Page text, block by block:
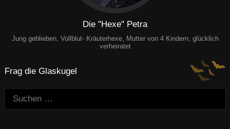
Die "Hexe" Petra
Jung geblieben, Vollblut- Kräuterhexe, Mutter von 4 Kindern, glücklich
verheiratet
Frag die Glaskugel
Suchen: